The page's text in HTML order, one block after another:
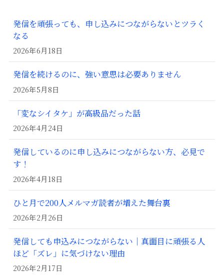
発信を頑張っても、申し込みにつながらないとツラく
なる
2026年6月18日
発信を続けるのに、強い意思は必要ありません
2026年5月8日
「変なシイタケ」が高級品だった話
2026年4月24日
発信しているのに申し込みにつながらない方、必見で
す！
2026年4月18日
ひと月で200人メルマガ読者が増えた舞台裏
2026年2月26日
発信しても申込みにつながらない｜真面目に頑張る人
ほど「ズレ」に気づけない理由
2026年2月17日